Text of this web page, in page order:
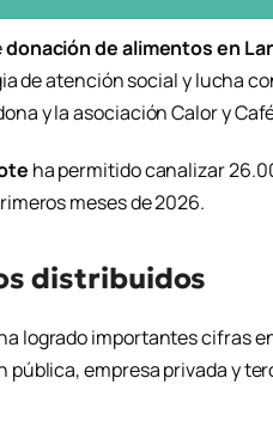
donación de alimentos en
de atención social y lucha
y la asociación Calor y
ha permitido canalizar
meses de 2026.
distribuidos
logrado importantes cifras
empresa privada y